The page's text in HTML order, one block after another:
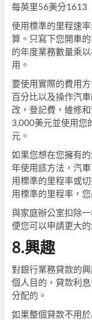
每英里56美分1613
使用標準的里程速
算。只寫下您開車
的年度業務數量乘
用。
要使用實際的費用
百分比以及操作汽
改，登記費，維修
3,000美元並使用您
元。
如果您想在您擁有
年使用該方法，汽
用標準的里程率或
用標準的里程率，
與家庭辦公室扣除
便您可以申請更大的
8.興趣
對銀行業務貸款的
個人目的，貸款利
分配的。
如果整個貸款不用